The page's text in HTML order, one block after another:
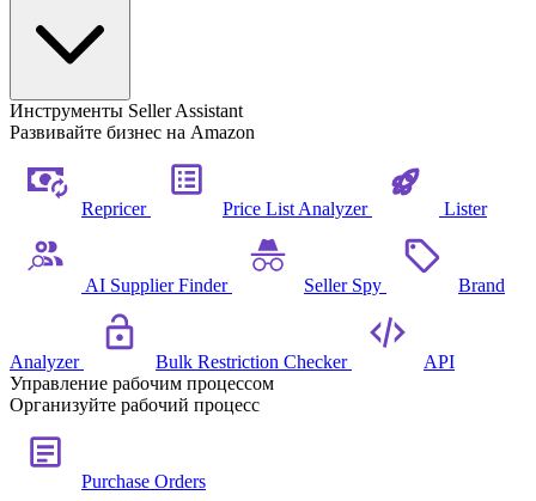
Инструменты Seller Assistant
Развивайте бизнес на Amazon
Repricer Price List Analyzer Lister
AI Supplier Finder Seller Spy Brand
Analyzer Bulk Restriction Checker
API
Управление рабочим процессом
Организуйте рабочий процесс
Purchase Orders